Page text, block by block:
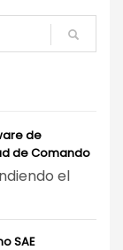
de
de Comando
el
SAE